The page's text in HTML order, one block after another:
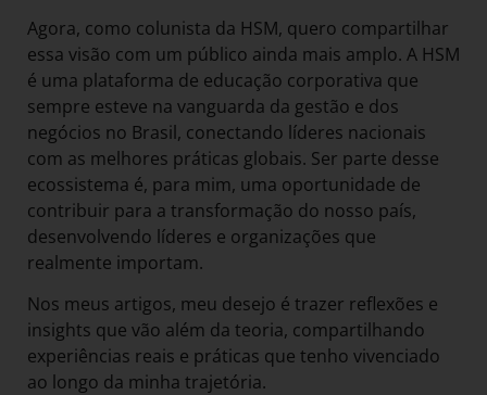
Agora, como colunista da HSM, quero compartilhar
essa visão com um público ainda mais amplo. A HSM
é uma plataforma de educação corporativa que
sempre esteve na vanguarda da gestão e dos
negócios no Brasil, conectando líderes nacionais
com as melhores práticas globais. Ser parte desse
ecossistema é, para mim, uma oportunidade de
contribuir para a transformação do nosso país,
desenvolvendo líderes e organizações que
realmente importam.
Nos meus artigos, meu desejo é trazer reflexões e
insights que vão além da teoria, compartilhando
experiências reais e práticas que tenho vivenciado
ao longo da minha trajetória.